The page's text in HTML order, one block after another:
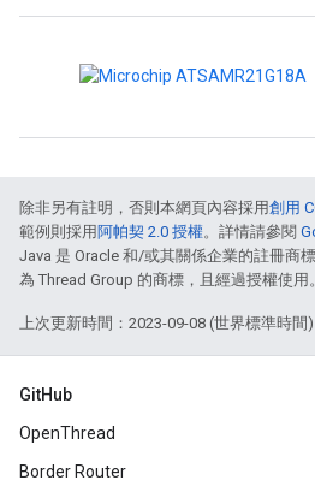
除非另有註明，否則本網頁內容採用創用
範例則採用 阿帕契 2.0 授權。詳情請參閱
Java 是 Oracle 和/或其關係企業的註冊商
為 Thread Group 的商標，且經過授權使用。
上次更新時間：2023-09-08 (世界標準時間)
GitHub
OpenThread
Border Router